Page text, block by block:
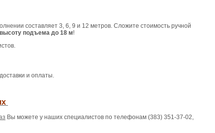
составляет 3, 6, 9 и 12 метров. Сложите стоимость ручной
подъема до 18 м!
и оплаты.
Вы можете у наших специалистов по телефонам (383) 351-37-02,